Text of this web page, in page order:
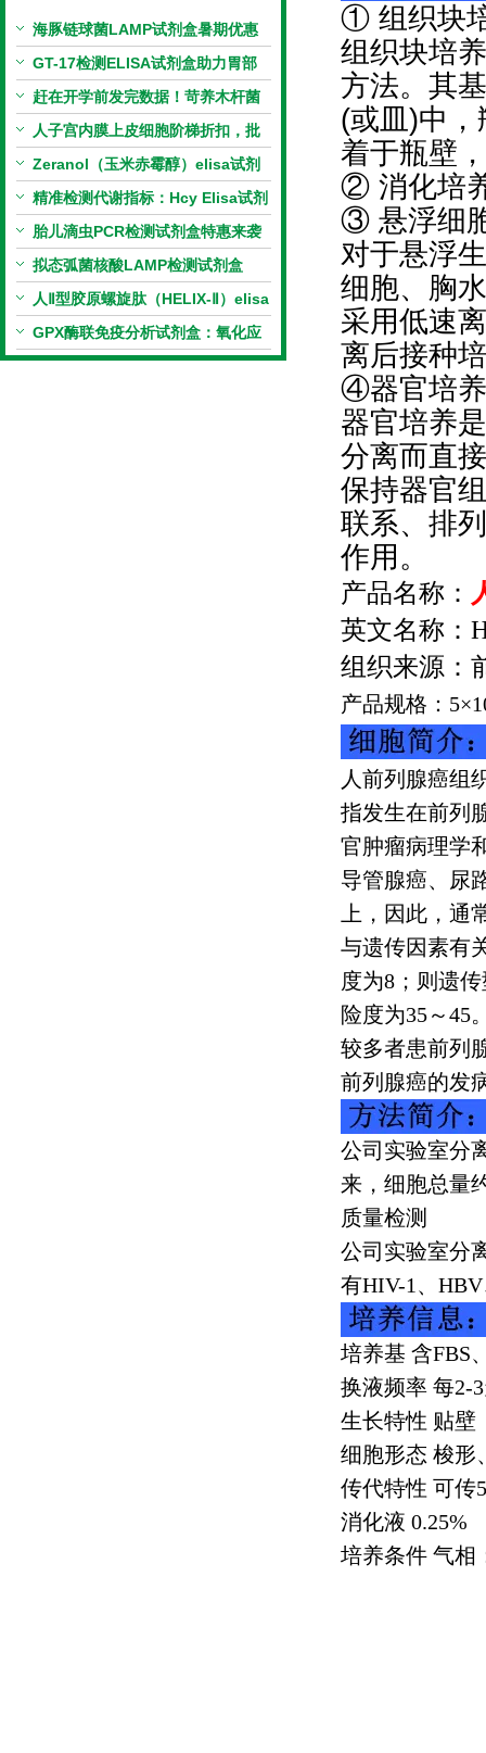
海豚链球菌LAMP试剂盒暑期优惠
GT-17检测ELISA试剂盒助力胃部
相关指标样本定量研究
赶在开学前发完数据！苛养木杆菌
PCR检测试剂盒暑假优惠开启
人子宫内膜上皮细胞阶梯折扣，批
量更划算
Zeranol（玉米赤霉醇）elisa试剂
盒特惠
精准检测代谢指标：Hcy Elisa试剂
盒的科研应用与技术特点
胎儿滴虫PCR检测试剂盒特惠来袭
拟态弧菌核酸LAMP检测试剂盒
（恒温荧光法）新品上市优惠活动
人Ⅱ型胶原螺旋肽（HELIX-Ⅱ）elisa
试剂盒科研优惠活动开启
GPX酶联免疫分析试剂盒：氧化应
激研究精准检测工具
① 组织块
组织块培
方法。其
(或皿)中
着于瓶壁
② 消化培
③ 悬浮细
对于悬浮
细胞、胸
采用低速
离后接种
④器官培养
器官培养
分离而直
保持器官
联系、排
作用。
产品名称：
英文名称：
组织来源：
产品规格： 5×
人前列腺癌组
指发生在前列
官肿瘤病理学
导管腺癌、尿
上，因此，
与遗传因素有
度为8 ；则遗
险度为35～45
较多者患前列
前列腺癌的发
公司实验室分
来，细胞总量
质量检测
公司实验室分
有HIV-1 、 HBV
培养基 含FBS
换液频率 每2-3
生长特性 贴壁
细胞形态 梭形
传代特性 可传5
消化液 0.25%
培养条件 气相